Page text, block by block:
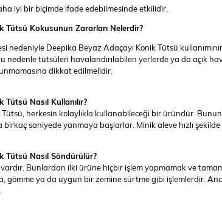
iyi bir biçimde ifade edebilmesinde etkilidir.
Tütsü Kokusunun Zararları Nelerdir?
nedeniyle Deepika Beyaz Adaçayı Konik Tütsü
nedenle tütsüleri havalandırılabilen yerlerde ya da açık
dikkat edilmelidir.
Nasıl Kullanılır?
herkesin kolaylıkla kullanabileceği bir üründür.
saniyede yanmaya başlarlar. Minik aleve hızlı
Tütsü Nasıl Söndürülür?
Bunlardan ilki ürüne hiçbir işlem yapmamak ve
gömme ya da uygun bir zemine sürtme gibi işlemlerdir.